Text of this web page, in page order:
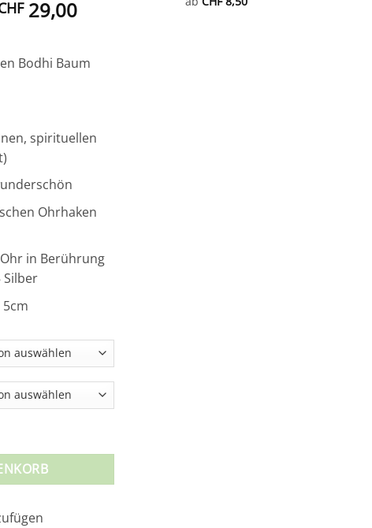
29,00
Bodhi Baum
spirituellen
Ohrhaken
in Berührung
Silber
Bodhi Baum Blättern Menge